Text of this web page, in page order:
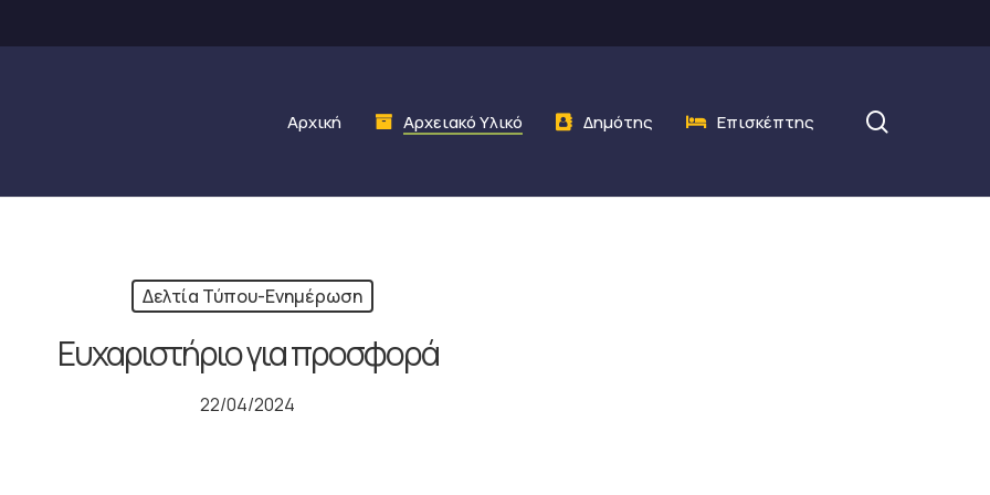
Αρχική Αρχειακό Υλικό Δημότης Επισκέπτης
Δελτία Τύπου-Ενημέρωση
Ευχαριστήριο για προσφορά
22/04/2024